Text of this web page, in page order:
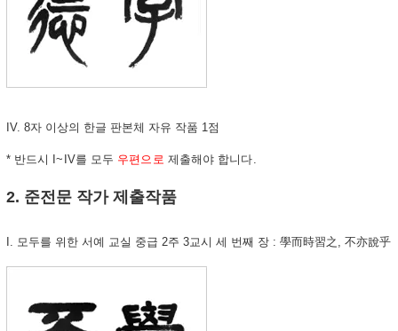
IV. 8자 이상의 한글 판본체 자유 작품 1점
* 반드시 I~IV를 모두 우편으로 제출해야 합니다.
2. 준전문 작가 제출작품
I. 모두를 위한 서예 교실 중급 2주 3교시 세 번째 장 : 學而時習之, 不亦說乎